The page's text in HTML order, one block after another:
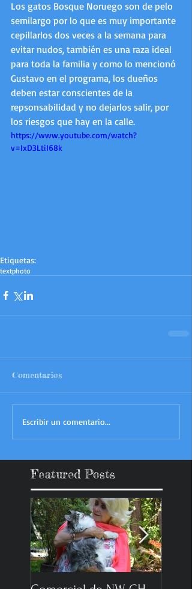
Los gatos Bosque Noruego son de pelo
semilargo por lo que es muy importante
cepillarlos dos veces a la semana para
evitar nudos, también es una raza ideal
para toda la familia y como lo mencionó
Gustavo en el programa, los dueños
deben estar conscientes de la
repsonsabilidad y no dejarlos salir, por
los riesgos que hay en la calle.
https://www.youtube.com/watch?
v=IxD3LtiI68k
Etiquetas:
textphoto
Comentarios
Escribir un comentario...
Featured Posts